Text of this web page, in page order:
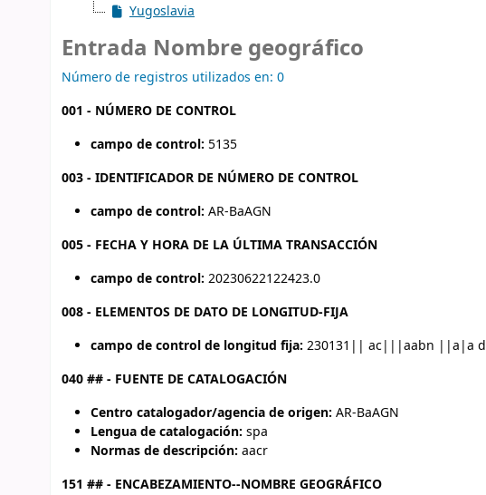
Yugoslavia
Entrada Nombre geográfico
Número de registros utilizados en: 0
001 - NÚMERO DE CONTROL
campo de control: 5135
003 - IDENTIFICADOR DE NÚMERO DE CONTROL
campo de control: AR-BaAGN
005 - FECHA Y HORA DE LA ÚLTIMA TRANSACCIÓN
campo de control: 20230622122423.0
008 - ELEMENTOS DE DATO DE LONGITUD-FIJA
campo de control de longitud fija: 230131|| ac|||aabn ||a|a d
040 ## - FUENTE DE CATALOGACIÓN
Centro catalogador/agencia de origen: AR-BaAGN
Lengua de catalogación: spa
Normas de descripción: aacr
151 ## - ENCABEZAMIENTO--NOMBRE GEOGRÁFICO